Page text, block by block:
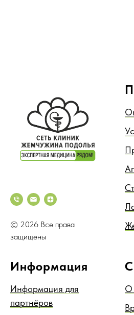
© 2026 Все права
защищены
Информация
Информация для
партнёров
О